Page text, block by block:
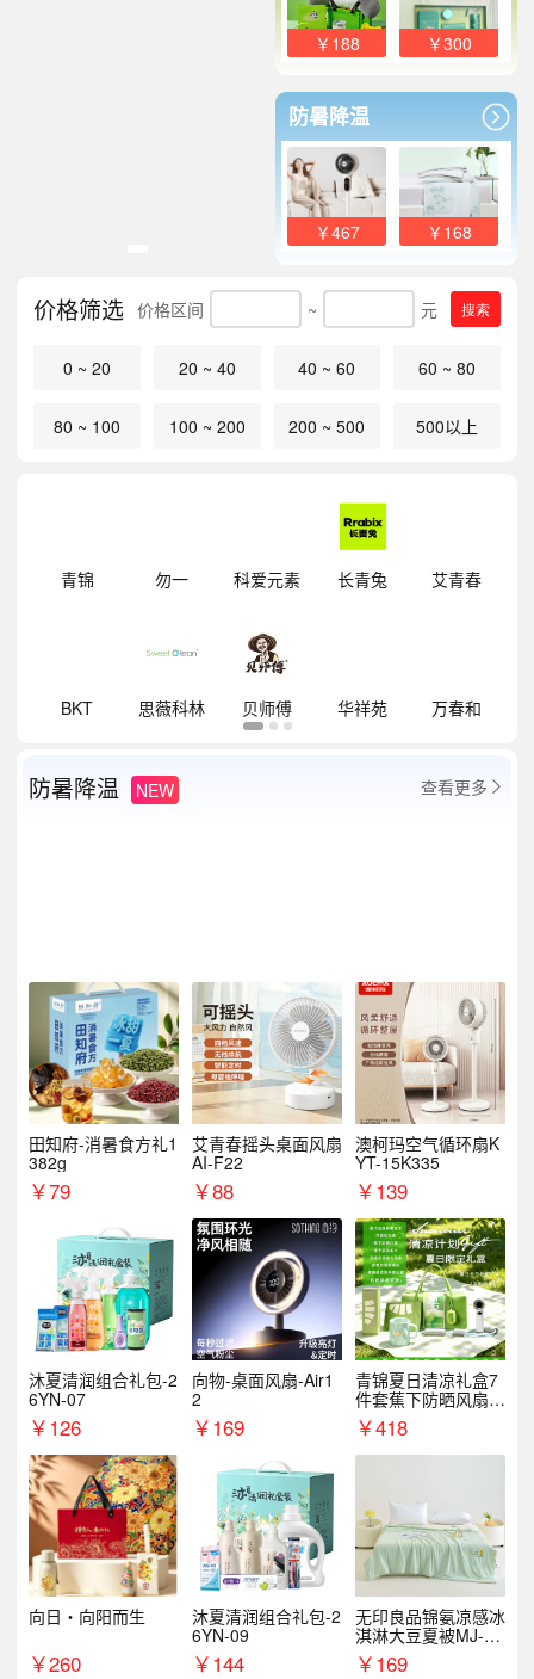
￥188 ￥300
防暑降温
￥467 ￥168
价格筛选 价格区间 ~ 元 搜索
0 ~ 20 20 ~ 40 40 ~ 60 60 ~ 80
80 ~ 100 100 ~ 200 200 ~ 500 500以上
青锦 勿一 科爱元素 长青兔 艾青春
BKT 思薇科林 贝师傅 华祥苑 万春和
防暑降温 NEW 查看更多 
田知府-消暑食方礼1
382g
￥79
艾青春摇头桌面风扇
AI-F22
￥88
澳柯玛空气循环扇K
YT-15K335
￥139
沐夏清润组合礼包-2
6YN-07
￥126
向物-桌面风扇-Air1
2
￥169
青锦夏日清凉礼盒7
件套蕉下防晒风扇员
工福利端午伴手礼企
业定制
￥418
向日・向阳而生
￥260
沐夏清润组合礼包-2
6YN-09
￥144
无印良品锦氨凉感冰
淇淋大豆夏被MJ-B2
025-0193
￥169